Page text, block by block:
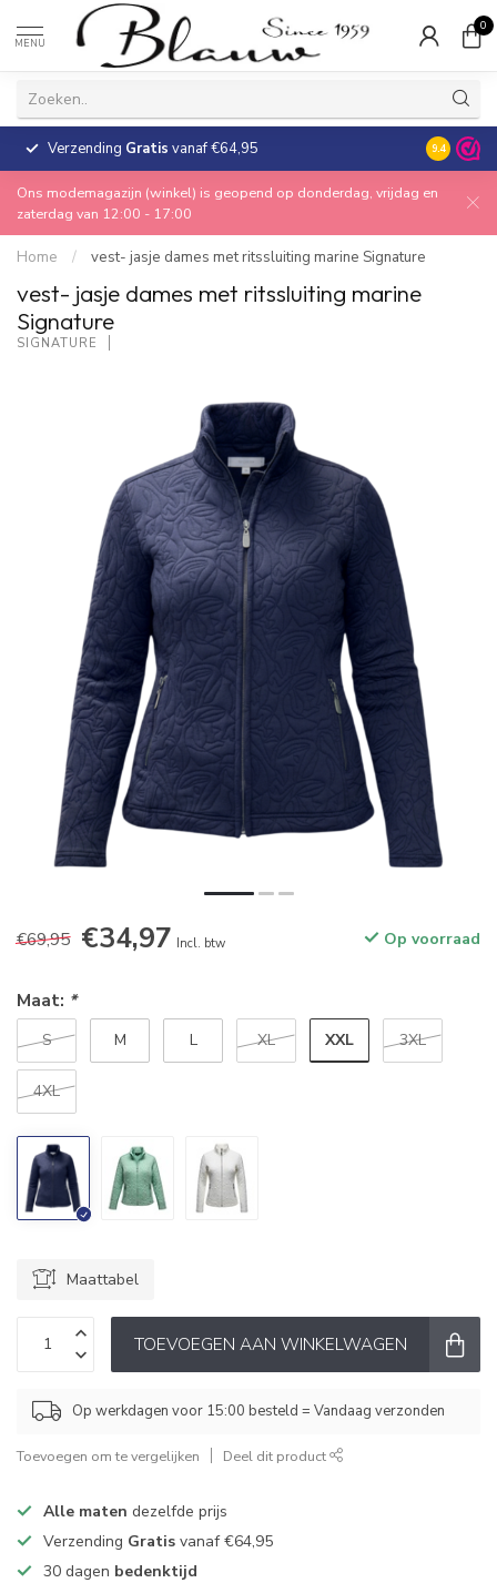
MENU
0
Verzending Gratis vanaf €64,95 30 dagen
9.4
Ons modemagazijn (winkel) is geopend op donderdag, vrijdag en
zaterdag van 12:00 - 17:00
Home / vest- jasje dames met ritssluiting marine Signature
vest- jasje dames met ritssluiting marine
Signature
SIGNATURE
€69,95 €34,97 Incl. btw Op voorraad
Maat: *
S M L XL XXL 3XL
4XL
Maattabel
TOEVOEGEN AAN WINKELWAGEN
Op werkdagen voor 15:00 besteld = Vandaag verzonden
Toevoegen om te vergelijken Deel dit product
Alle maten dezelfde prijs
Verzending Gratis vanaf €64,95
30 dagen bedenktijd